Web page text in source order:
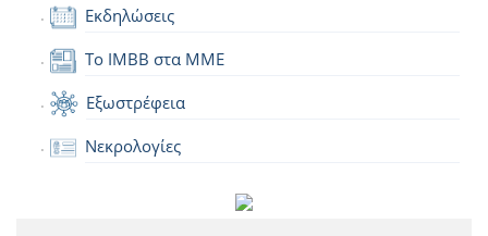
Εκδηλώσεις
Το IMBB στα ΜΜΕ
Εξωστρέφεια
Νεκρολογίες